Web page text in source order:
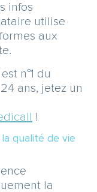
infos
utilise
aux
n°1 du
ans, jetez un
!
qualité de vie
la